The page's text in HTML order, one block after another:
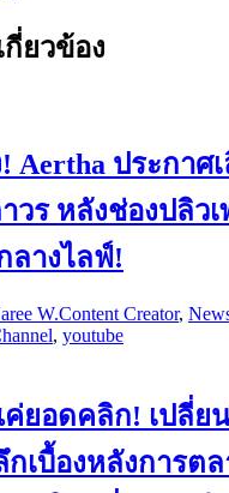
ยวข้อง
Aertha ประกาศ
าวร หลังช่องปลิว
ลางไลฟ์!
W.Content Creator,
, youtube
ยอดคลิก! เปลี่ย
กเบื้องหลังการต